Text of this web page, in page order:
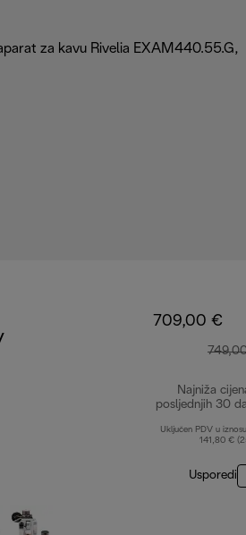
709,00 €
Najniža
posljednjih 30
Uključen PDV u
141,80 €
Usporedi